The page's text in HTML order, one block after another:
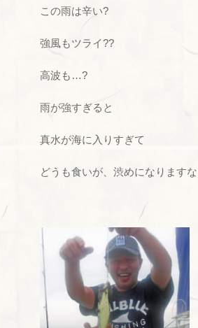
この雨は辛い?
強風もツライ??
高波も…?
雨が強すぎると
真水が海に入りすぎて
どうも食いが、渋めになります